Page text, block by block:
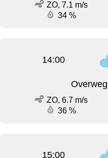
ZO, 7.1 m/s
34 %
14:00
ZO, 6.7 m/s
36 %
15:00